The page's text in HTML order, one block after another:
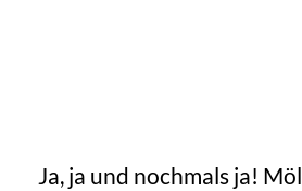
Ja, ja und nochmals ja!